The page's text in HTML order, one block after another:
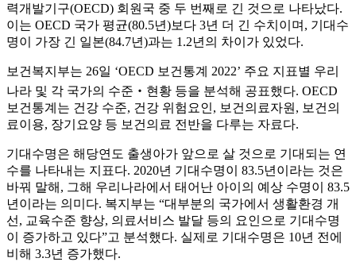
력개발기구(OECD) 회원국 중 두 번째로 긴 것으로 나타났다.
이는 OECD 국가 평균(80.5년)보다 3년 더 긴 수치이며, 기대수
명이 가장 긴 일본(84.7년)과는 1.2년의 차이가 있었다.
보건복지부는 26일 ‘OECD 보건통계 2022’ 주요 지표별 우리
나라 및 각 국가의 수준‧현황 등을 분석해 공표했다. OECD
보건통계는 건강 수준, 건강 위험요인, 보건의료자원, 보건의
료이용, 장기요양 등 보건의료 전반을 다루는 자료다.
기대수명은 해당연도 출생아가 앞으로 살 것으로 기대되는 연
수를 나타내는 지표다. 2020년 기대수명이 83.5년이라는 것은
바꿔 말해, 그해 우리나라에서 태어난 아이의 예상 수명이 83.5
년이라는 의미다. 복지부는 “대부분의 국가에서 생활환경 개
선, 교육수준 향상, 의료서비스 발달 등의 요인으로 기대수명
이 증가하고 있다”고 분석했다. 실제로 기대수명은 10년 전에
비해 3.3년 증가했다.